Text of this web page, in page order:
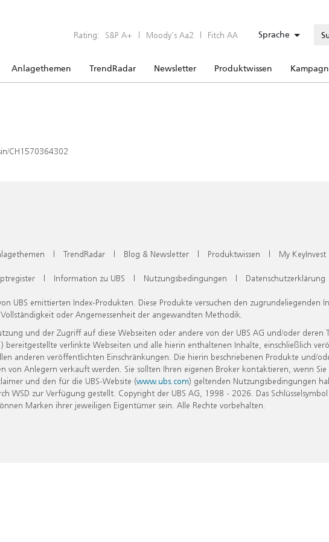
Rating: S&P A+ | Moody’s Aa2 | Fitch AA Sprache
Anlagethemen TrendRadar Newsletter Produktwissen
CH1570364302
| TrendRadar | Blog & Newsletter | Produktwissen | My KeyInvest
| Information zu UBS | Nutzungsbedingungen | Datenschutzerklärung
UBS emittierten Index-Produkten. Diese Produkte versuchen den zugrundeliegenden
oder Angemessenheit der angewandten Methodik.
und der Zugriff auf diese Webseiten oder andere von der UBS AG und/oder deren
verlinkte Webseiten und alle hierin enthaltenen Inhalte, einschließlich
anderen veröffentlichten Einschränkungen. Die hierin beschriebenen Produkte und/
Anlegern verkauft werden. Sie sollten Ihren eigenen Broker kontaktieren, wenn
und den für die UBS-Website (www.ubs.com) geltenden Nutzungsbedingungen
zur Verfügung gestellt. Copyright der UBS AG, 1998 - 2026. Das
Marken ihrer jeweiligen Eigentümer sein. Alle Rechte vorbehalten.